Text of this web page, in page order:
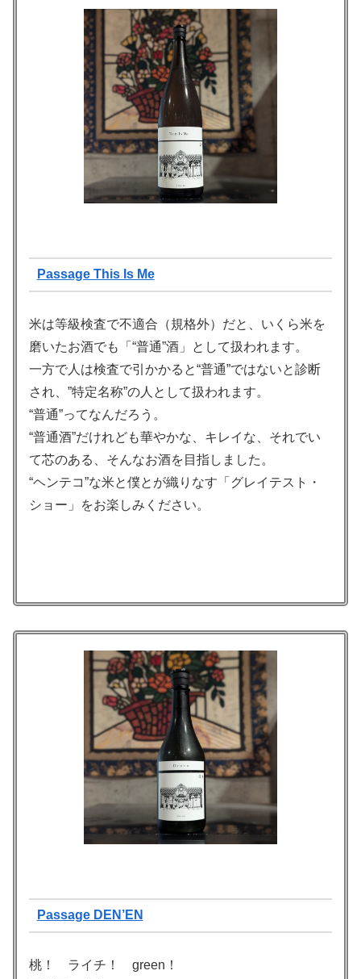
Passage This Is Me
米は等級検査で不適合（規格外）だと、いくら米を
磨いたお酒でも「“普通”酒」として扱われます。
一方で人は検査で引かかると“普通”ではないと診断
され、”特定名称”の人として扱われます。
“普通”ってなんだろう。
“普通酒”だけれども華やかな、キレイな、それでい
て芯のある、そんなお酒を目指しました。
“ヘンテコ”な米と僕とが織りなす「グレイテスト・
ショー」をお楽しみください。
Passage DEN’EN
桃！ ライチ！ green！